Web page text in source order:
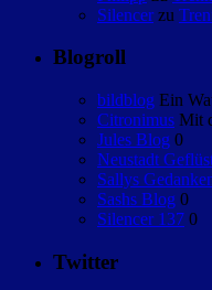
Silencer zu
Blogroll
bildblog Ein
Citronimus Mit
Jules Blog 0
Neustadt
Sallys
Sashs Blog 0
Silencer 137 0
Twitter